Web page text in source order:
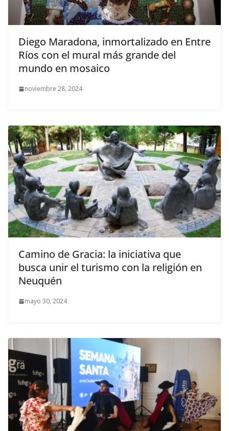
Diego Maradona, inmortalizado en Entre
Ríos con el mural más grande del
mundo en mosaico
noviembre 28, 2024
Camino de Gracia: la iniciativa que
busca unir el turismo con la religión en
Neuquén
mayo 30, 2024